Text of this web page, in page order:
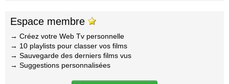
Espace membre
→ Créez votre Web Tv personnelle
→ 10 playlists pour classer vos films
→ Sauvegarde des derniers films vus
→ Suggestions personnalisées